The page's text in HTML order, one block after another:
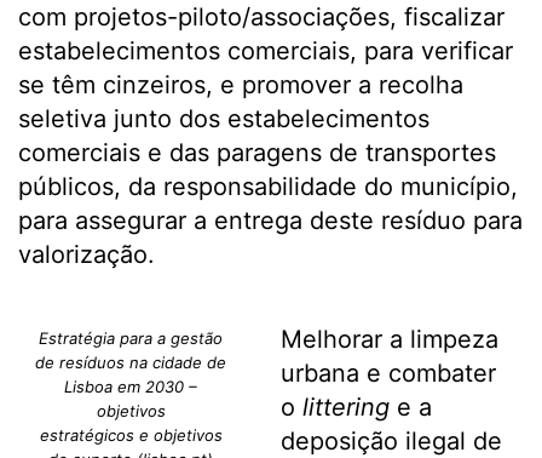
com projetos-piloto/associações, fiscalizar
estabelecimentos comerciais, para verificar
se têm cinzeiros, e promover a recolha
seletiva junto dos estabelecimentos
comerciais e das paragens de transportes
públicos, da responsabilidade do município,
para assegurar a entrega deste resíduo para
valorização.
Estratégia para a gestão
de resíduos na cidade de
Lisboa em 2030 –
objetivos
estratégicos e objetivos
Melhorar a limpeza
urbana e combater
o litteringe a
deposição ilegal de